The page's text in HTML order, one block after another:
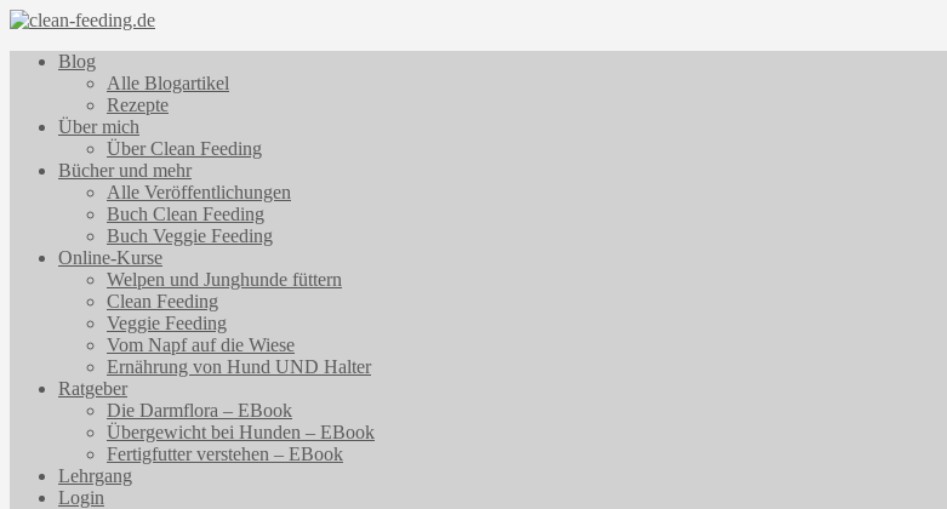
Blog
Alle Blogartikel
Rezepte
Über mich
Über Clean Feeding
Bücher und mehr
Alle Veröffentlichungen
Buch Clean Feeding
Buch Veggie Feeding
Online-Kurse
Welpen und Junghunde füttern
Clean Feeding
Veggie Feeding
Vom Napf auf die Wiese
Ernährung von Hund UND Halter
Ratgeber
Die Darmflora – EBook
Übergewicht bei Hunden – EBook
Fertigfutter verstehen – EBook
Lehrgang
Login